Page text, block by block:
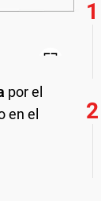
por el
en el